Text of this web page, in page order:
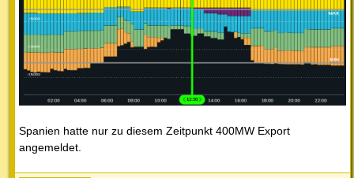
Spanien hatte nur zu diesem Zeitpunkt 400MW Export
angemeldet.